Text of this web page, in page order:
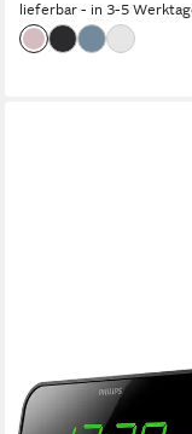
lieferbar - in 3-5